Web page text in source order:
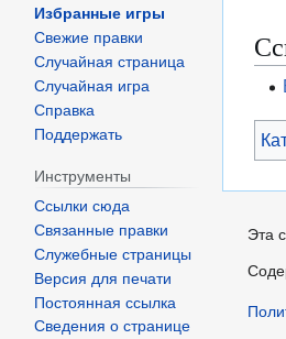
Избранные игры
Свежие правки
Случайная страница
Случайная игра
Справка
Поддержать
Инструменты
Ссылки сюда
Связанные правки
Служебные страницы
Версия для печати
Постоянная ссылка
Сведения о странице
Эта